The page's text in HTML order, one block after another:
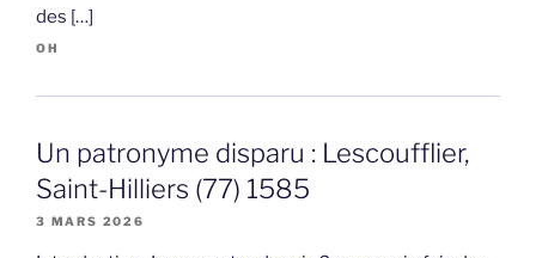
des […]
OH
Un patronyme disparu : Lescoufflier,
Saint-Hilliers (77) 1585
3 MARS 2026